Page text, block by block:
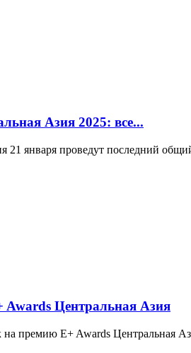
Азия 2025: все...
января проведут последний
Awards Центральная Азия
на премию E+ Awards